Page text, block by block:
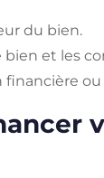
du bien.
bien et les